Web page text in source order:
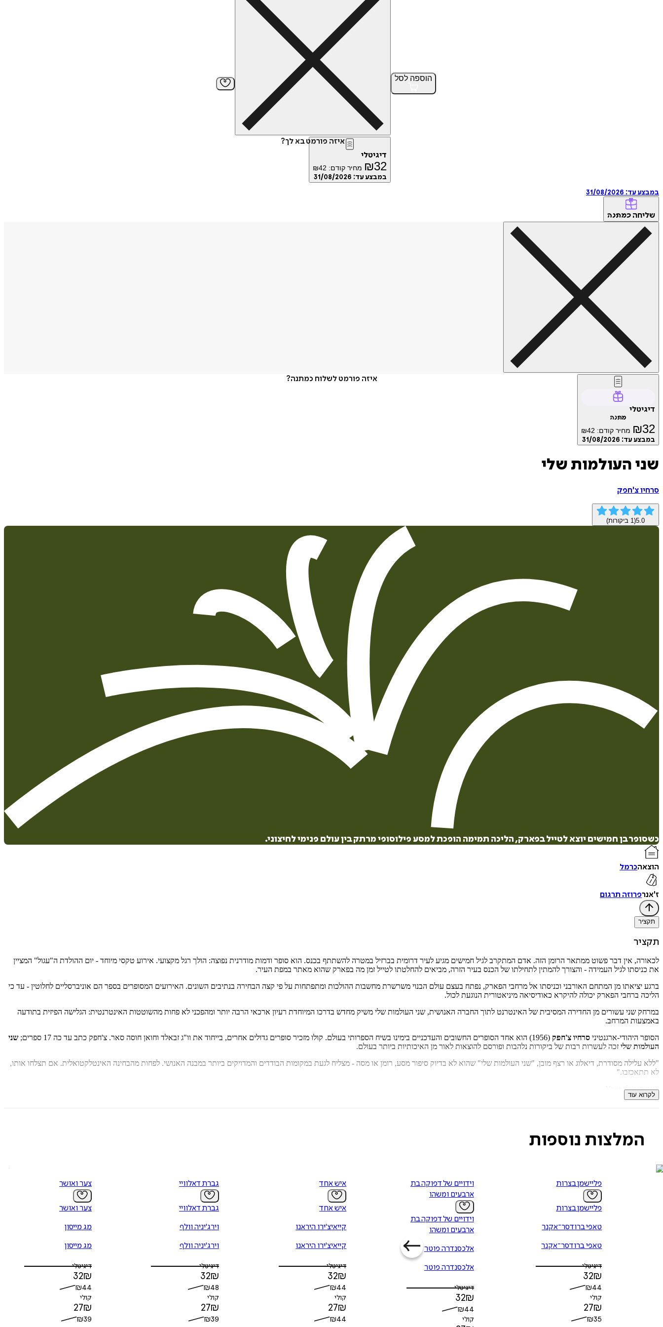
הוספה לסל
איזה פורמט בא לך?
דיגיטלי
₪32 מחיר קודם: ₪42
במבצע עד: 31/08/2026
במבצע עד: 31/08/2026
שליחה כמתנה
איזה פורמט לשלוח כמתנה?
דיגיטלי
מתנה
₪32 מחיר קודם: ₪42
במבצע עד: 31/08/2026
₪32 מחיר קודם: ₪42
שני העולמות שלי
סרחיו צ'חפק
5.0
(
1 ביקורות)
כשסופר בן חמישים יוצא לטייל בפארק, הליכה תמימה הופכת למסע פילוסופי מרתק בין עולם פנימי לחיצוני.
הוצאהכרמל
ז'אנרפרוזה תרגום
תקציר
תקציר
לכאורה, אין דבר פשוט ממתאר הרומן הזה. אדם המתקרב לגיל חמישים מגיע לעיר דרומית בברזיל במטרה להשתתף בכנס. הוא סופר ודמות מודרנית נפוצה: הולך רגל מקצועי. אירוע טקסי מיוחד - יום ההולדת ה"עגול" המציין
את כניסתו לגיל העמידה - והצורך להמתין לתחילתו של הכנס בעיר הזרה, מביאים להחלטתו לטייל זמן מה בפארק שהוא מאתר במפת העיר.
ברגע יציאתו מן המתחם האורבני וכניסתו אל מרחבי הפארק, נפתח בעצם עולם הבנוי משרשרת מחשבות ההולכות ומתפתחות על פי קצה הבחירה בנתיבים השונים. האירועים המסופרים בספר הם אוניברסליים לחלוטין - עד כי
הליכה ברחבי הפארק יכולה להיקרא כאודיסיאה מיניאטורית הנוגעת לכול.
במרחק שני עשורים מן החדירה המסיבית של האינטרנט לתוך החברה האנושית, שני העולמות שלי משיק מחדש בדרכו המיוחדת רעיון ארכאי הרבה יותר ומהפכני לא פחות מהשוטטות האינטרנטית: הגלישה הפיזית בתודעה
באמצעות המרחב.
הסופר היהודי-ארגנטיני סרחיו צ'חפק (1956) הוא אחד הסופרים החשובים והעדכניים בימינו בשיח הספרותי בעולם. קולו מזכיר סופרים גדולים אחרים, בייחוד את וו"ג זבאלד וחואן חוסה סאר. צ'חפק כתב עד כה 17 ספרים;
שני
העולמות שלי זכה לעשרות רבות של ביקורות נלהבות ופורסם להוצאות לאור מן האיכותיות ביותר בעולם.
"ללא עלילה מסודרת, דיאלוג או רצף מובן, "שני העולמות שלי" שהוא לא בדיוק סיפור מסע, רומן או מסה - מצליח לגעת במקומות הבודדים והמדויקים ביותר במבנה האנושי. לפחות מהבחינה האינטלקטואלית. אם תצלחו אותו,
לא תתאכזבו."
- עמיחי שלו,
לקרוא עוד
המלצות נוספות
פליישמן בצרות
פליישמן בצרות
טאפי ברודסר־אקנר
טאפי ברודסר־אקנר
דיגיטלי
32₪
₪44
קולי
27₪
₪35
וידויים של דפוקה בת
ארבעים ומשהו
וידויים של דפוקה בת
ארבעים ומשהו
אלכסנדרה פוטר
אלכסנדרה פוטר
דיגיטלי
32₪
₪44
קולי
איש אחד
איש אחד
קייאיצ'ירו היראנו
קייאיצ'ירו היראנו
דיגיטלי
32₪
₪44
קולי
27₪
₪44
גברת דאלוויי
גברת דאלוויי
וירג'יניה וולף
וירג'יניה וולף
דיגיטלי
32₪
₪48
קולי
27₪
₪39
צער ואושר
צער ואושר
מג מייסון
מג מייסון
דיגיטלי
32₪
₪44
קולי
27₪
₪39